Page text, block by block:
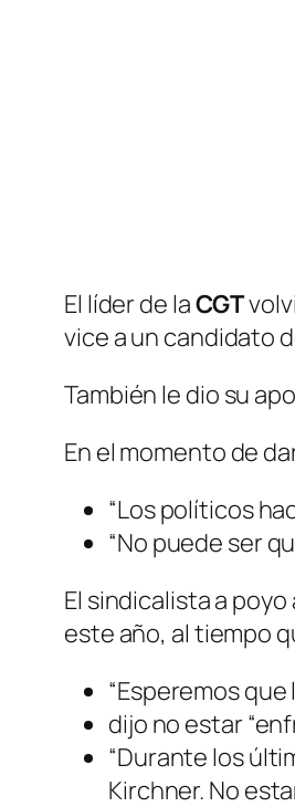
El líder de laCGT
vice a un candidato
También le dio su
En el momento de
“Los políticos
“No puede ser
El sindicalista a
este año, al tiempo
“Esperemos
dijo no estar
“Durante los
Kirchner. No